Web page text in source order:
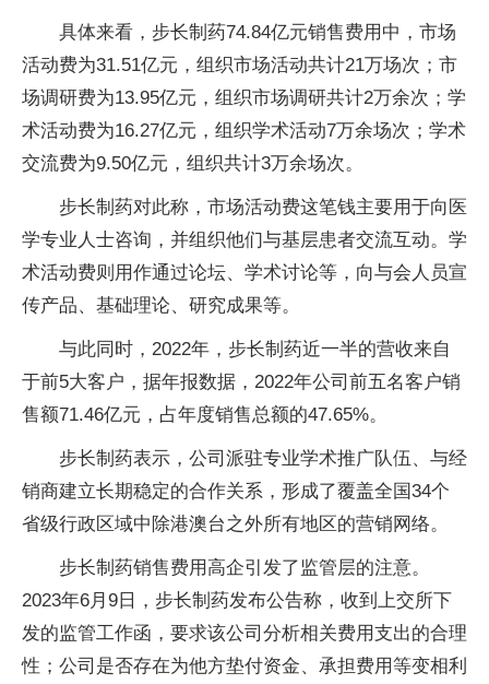
具体来看，步长制药74.84亿元销售费用中，市场
活动费为31.51亿元，组织市场活动共计21万场次；市
场调研费为13.95亿元，组织市场调研共计2万余次；学
术活动费为16.27亿元，组织学术活动7万余场次；学术
交流费为9.50亿元，组织共计3万余场次。
步长制药对此称，市场活动费这笔钱主要用于向医
学专业人士咨询，并组织他们与基层患者交流互动。学
术活动费则用作通过论坛、学术讨论等，向与会人员宣
传产品、基础理论、研究成果等。
与此同时，2022年，步长制药近一半的营收来自
于前5大客户，据年报数据，2022年公司前五名客户销
售额71.46亿元，占年度销售总额的47.65%。
步长制药表示，公司派驻专业学术推广队伍、与经
销商建立长期稳定的合作关系，形成了覆盖全国34个
省级行政区域中除港澳台之外所有地区的营销网络。
步长制药销售费用高企引发了监管层的注意。
2023年6月9日，步长制药发布公告称，收到上交所下
发的监管工作函，要求该公司分析相关费用支出的合理
性；公司是否存在为他方垫付资金、承担费用等变相利